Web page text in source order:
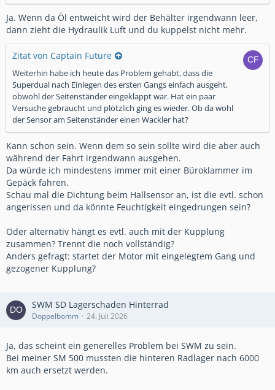
Ja. Wenn da Öl entweicht wird der Behälter irgendwann leer,
dann zieht die Hydraulik Luft und du kuppelst nicht mehr.
Zitat von Captain Future
Weiterhin habe ich heute das Problem gehabt, dass die
Superdual nach Einlegen des ersten Gangs einfach ausgeht,
obwohl der Seitenständer eingeklappt war. Hat ein paar
Versuche gebraucht und plötzlich ging es wieder. Ob da wohl
der Sensor am Seitenständer einen Wackler hat?
Kann schon sein. Wenn dem so sein sollte wird die aber auch
während der Fahrt irgendwann ausgehen.
Da würde ich mindestens immer mit einer Büroklammer im
Gepäck fahren.
Schau mal die Dichtung beim Hallsensor an, ist die evtl. schon
angerissen und da könnte Feuchtigkeit eingedrungen sein?
Oder alternativ hängt es evtl. auch mit der Kupplung
zusammen? Trennt die noch vollständig?
Anders gefragt: startet der Motor mit eingelegtem Gang und
gezogener Kupplung?
SWM SD Lagerschaden Hinterrad
Doppelbomm 24. Juli 2026
Ja, das scheint ein generelles Problem bei SWM zu sein.
Bei meiner SM 500 mussten die hinteren Radlager nach 6000
km auch ersetzt werden.